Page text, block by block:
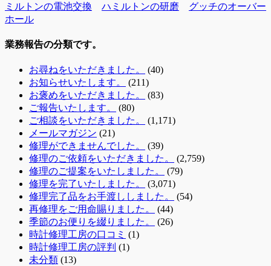
ミルトンの電池交換
ハミルトンの研磨
グッチのオーバー
ホール
業務報告の分類です。
お尋ねをいただきました。
(40)
お知らせいたします。
(211)
お褒めをいただきました。
(83)
ご報告いたします。
(80)
ご相談をいただきました。
(1,171)
メールマガジン (21)
修理ができませんでした。
(39)
修理のご依頼をいただきました。
(2,759)
修理のご提案をいたしました。
(79)
修理を完了いたしました。
(3,071)
修理完了品をお手渡ししました。
(54)
再修理をご用命賜りました。
(44)
季節のお便りを綴りました。
(26)
時計修理工房の口コミ (1)
時計修理工房の評判 (1)
未分類 (13)